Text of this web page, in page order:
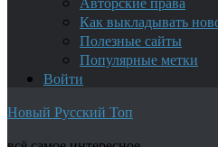
Как выкладывать
Полезные сайты
Популярные метки
Войти
Новый Русский Топ